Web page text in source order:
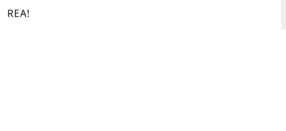
REA!